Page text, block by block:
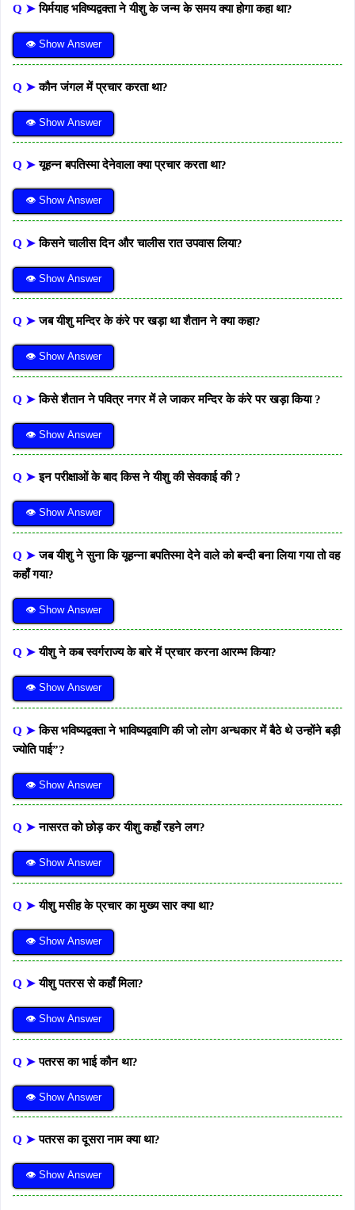
Q ➤यिर्मयाह भविष्यद्वक्ता ने यीशु के जन्म के समय क्या होगा कहा था?
👁 Show Answer
Q ➤कौन जंगल में प्रचार करता था?
👁 Show Answer
Q ➤यूहन्न बपतिस्मा देनेवाला क्या प्रचार करता था?
👁 Show Answer
Q ➤किसने चालीस दिन और चालीस रात उपवास लिया?
👁 Show Answer
Q ➤जब यीशु मन्दिर के कंरे पर खड़ा था शैतान ने क्या कहा?
👁 Show Answer
Q ➤किसे शैतान ने पवित्र नगर में ले जाकर मन्दिर के कंरे पर खड़ा किया ?
👁 Show Answer
Q ➤इन परीक्षाओं के बाद किस ने यीशु की सेवकाई की ?
👁 Show Answer
Q ➤जब यीशु ने सुना कि यूहन्ना बपतिस्मा देने वाले को बन्दी बना लिया गया तो वह
कहाँ गया?
👁 Show Answer
Q ➤यीशु ने कब स्वर्गराज्य के बारे में प्रचार करना आरम्भ किया?
👁 Show Answer
Q ➤किस भविष्यद्वक्ता ने भाविष्यद्ववाणि की जो लोग अन्धकार में बैठे थे उन्होंने बड़ी
ज्योति पाई”?
👁 Show Answer
Q ➤नासरत को छोड़ कर यीशु कहाँ रहने लग?
👁 Show Answer
Q ➤यीशु मसीह के प्रचार का मुख्य सार क्या था?
👁 Show Answer
Q ➤यीशु पतरस से कहाँ मिला?
👁 Show Answer
Q ➤पतरस का भाई कौन था?
👁 Show Answer
Q ➤पतरस का दूसरा नाम क्या था?
👁 Show Answer